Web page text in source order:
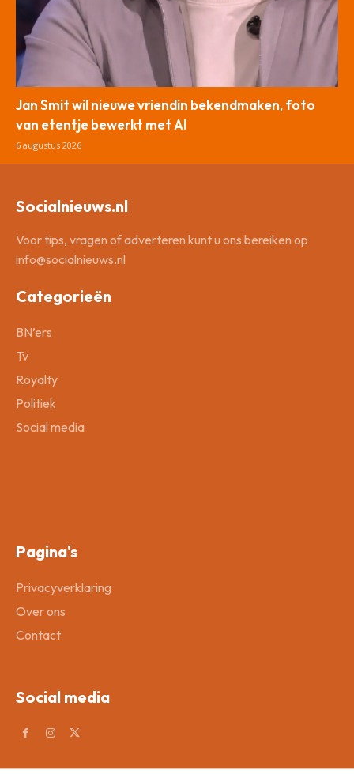
Jan Smit wil nieuwe vriendin bekendmaken, foto
van etentje bewerkt met AI
6 augustus 2026
Socialnieuws.nl
Voor tips, vragen of adverteren kunt u ons bereiken op
info@socialnieuws.nl
Categorieën
BN’ers
Tv
Royalty
Politiek
Social media
Pagina's
Privacyverklaring
Over ons
Contact
Social media